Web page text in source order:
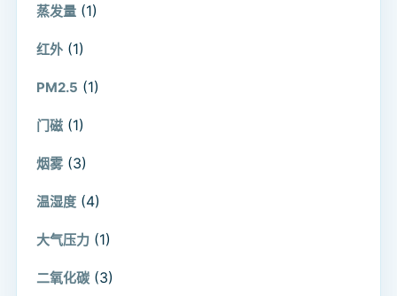
蒸发量 (1)
红外 (1)
PM2.5 (1)
门磁 (1)
烟雾 (3)
温湿度 (4)
大气压力 (1)
二氧化碳 (3)